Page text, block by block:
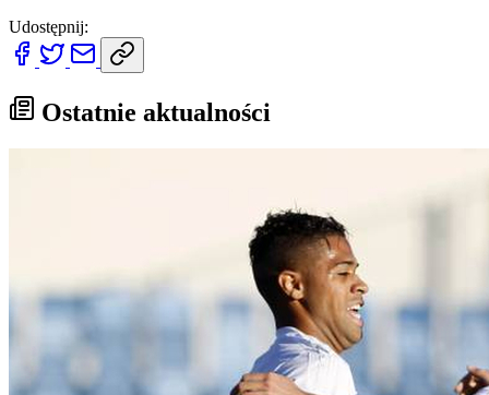
Udostępnij:
Ostatnie aktualności